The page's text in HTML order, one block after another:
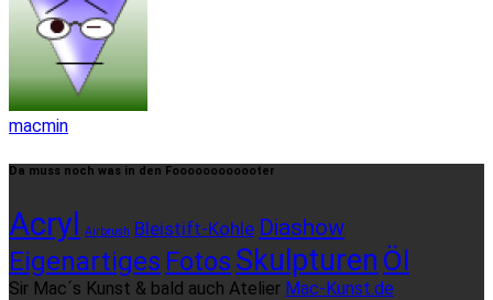
macmin
Da muss noch was in den Foooooooooooter
Acryl Airbrush Bleistift-Kohle Diashow
Eigenartiges Fotos Skulpturen Öl
Sir Mac´s Kunst & bald auch Atelier Mac-Kunst.de